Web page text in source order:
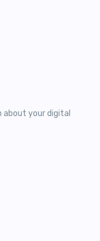
about your digital